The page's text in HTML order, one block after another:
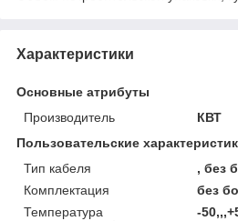
Характеристики
Основные атрибуты
Производитель
КВТ
Пользовательские
Тип кабеля
, без
Комплектация
без
Температура
-